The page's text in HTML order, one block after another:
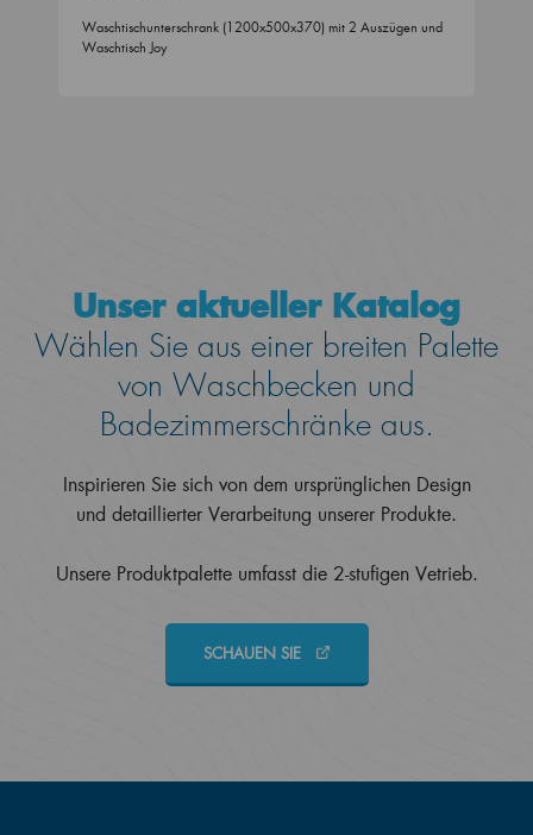
Waschtischunterschrank (1200x500x370) mit 2 Auszügen und
Waschtisch Joy
Unser aktueller Katalog
Wählen Sie aus einer breiten Palette
von Waschbecken und
Badezimmerschränke aus.
Inspirieren Sie sich von dem ursprünglichen Design
und detaillierter Verarbeitung unserer Produkte.
Unsere Produktpalette umfasst die 2-stufigen Vetrieb.
SCHAUEN SIE